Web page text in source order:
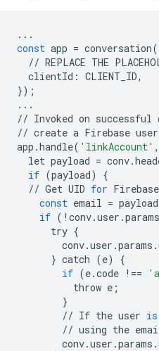
...
const app = conversation
// REPLACE THE
clientId : CLIENT_ID,
});
...
// Invoked on successful
// create a Firebase user
app .handle( 'linkAccount' ,
let payload = conv.
if (payload)
{
// Get UID for Firebase
const email = payload
if ( ! conv.user .params
try {
conv.user .params .
} catch (e)
{
if (e.code !==
throw e ;
}
// If the user is
// using the
conv.user .params .